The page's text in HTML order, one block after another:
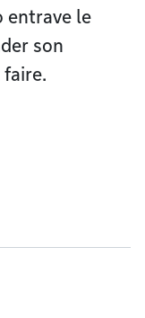
entrave le
son